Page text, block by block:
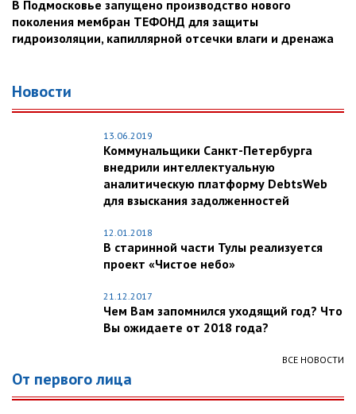
В Подмосковье запущено производство нового
поколения мембран ТЕФОНД для защиты
гидроизоляции, капиллярной отсечки влаги и дренажа
Новости
13.06.2019
Коммунальщики Санкт-Петербурга
внедрили интеллектуальную
аналитическую платформу DebtsWeb
для взыскания задолженностей
12.01.2018
В старинной части Тулы реализуется
проект «Чистое небо»
21.12.2017
Чем Вам запомнился уходящий год? Что
Вы ожидаете от 2018 года?
ВСЕ НОВОСТИ
От первого лица